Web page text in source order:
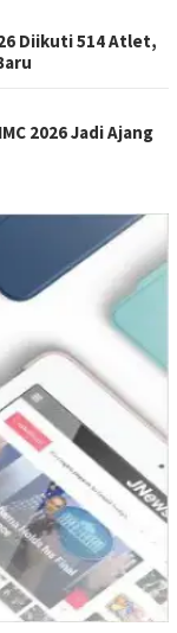
Diikuti 514 Atlet,
2026 Jadi Ajang